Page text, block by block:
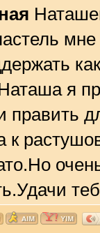
я
править
к